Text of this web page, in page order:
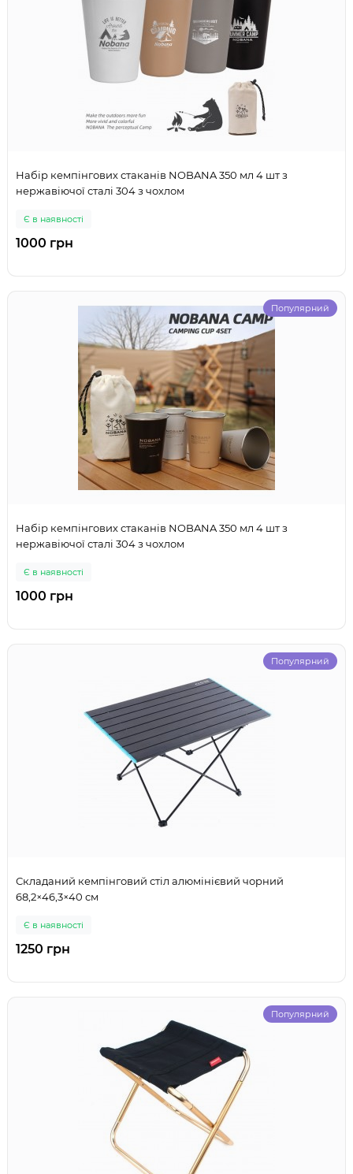
Набір кемпінгових стаканів NOBANA 350 мл 4 шт з
нержавіючої сталі 304 з чохлом
Є в наявності
1000 грн
Популярний
Набір кемпінгових стаканів NOBANA 350 мл 4 шт з
нержавіючої сталі 304 з чохлом
Є в наявності
1000 грн
Популярний
Складаний кемпінговий стіл алюмінієвий чорний
68,2×46,3×40 см
Є в наявності
1250 грн
Популярний